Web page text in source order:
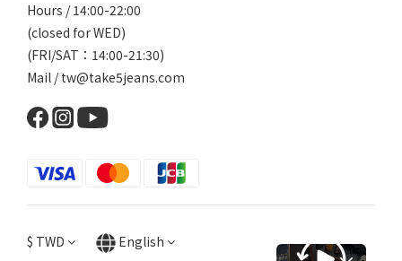
Hours / 14:00-22:00
(closed for WED)
(FRI/SAT：14:00-21:30)
Mail / tw@take5jeans.com
$ TWD English